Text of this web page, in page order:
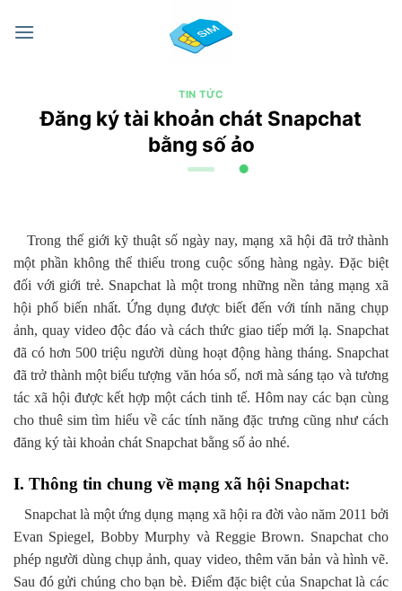
đến
TIN TỨC
Đăng ký tài khoản chát Snapchat
bằng số ảo
Trong thế giới kỹ thuật số ngày nay, mạng xã hội đã trở thành
một phần không thể thiếu trong cuộc sống hàng ngày. Đặc biệt
đối với giới trẻ. Snapchat là một trong những nền tảng mạng xã
hội phổ biến nhất. Ứng dụng được biết đến với tính năng chụp
ảnh, quay video độc đáo và cách thức giao tiếp mới lạ. Snapchat
đã có hơn 500 triệu người dùng hoạt động hàng tháng. Snapchat
đã trở thành một biểu tượng văn hóa số, nơi mà sáng tạo và tương
tác xã hội được kết hợp một cách tinh tế. Hôm nay các bạn cùng
cho thuê sim tìm hiểu về các tính năng đặc trưng cũng như cách
đăng ký tài khoản chát Snapchat bằng số ảo nhé.
I. Thông tin chung về mạng xã hội Snapchat:
Snapchat là một ứng dụng mạng xã hội ra đời vào năm 2011 bởi
Evan Spiegel, Bobby Murphy và Reggie Brown. Snapchat cho
phép người dùng chụp ảnh, quay video, thêm văn bản và hình vẽ.
Sau đó gửi chúng cho bạn bè. Điểm đặc biệt của Snapchat là các